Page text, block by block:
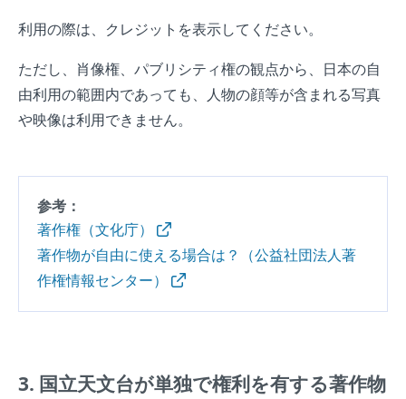
利用の際は、クレジットを表示してください。
ただし、肖像権、パブリシティ権の観点から、日本の自
由利用の範囲内であっても、人物の顔等が含まれる写真
や映像は利用できません。
参考：
著作権（文化庁）
著作物が自由に使える場合は？（公益社団法人著
作権情報センター）
3. 国立天文台が単独で権利を有する著作物